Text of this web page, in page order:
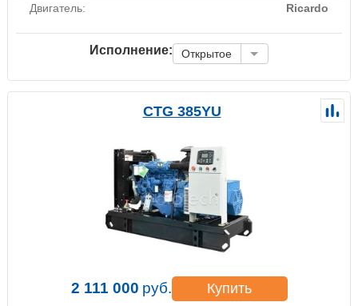
Двигатель:
Ricardo
Исполнение: Открытое
CTG 385YU
2 111 000 руб. Купить